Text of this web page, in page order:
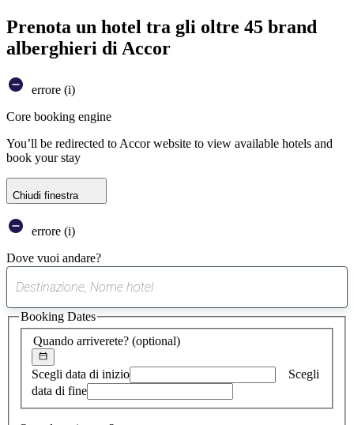
Prenota un hotel tra gli oltre 45 brand
alberghieri di Accor
errore (i)
Core booking engine
You’ll be redirected to Accor website to view available hotels and
book your stay
Chiudi finestra
errore (i)
Dove vuoi andare?
suggerimento
trovato
Quando arriverete? (optional)
Scegli data di inizio
Scegli
data di fine
Booking Dates